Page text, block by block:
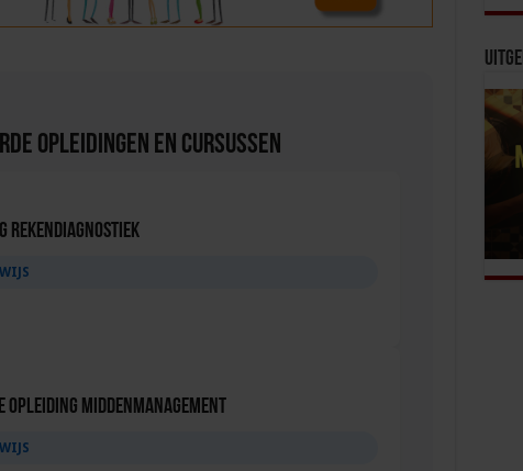
het volume te verhogen of te verlagen.
Opleidingen en Cursussen
Rekendiagnostiek
opleiding Middenmanagement